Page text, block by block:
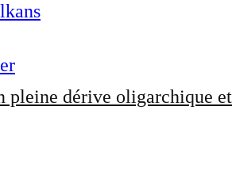
pleine dérive oligarchique